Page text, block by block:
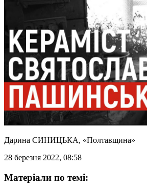
Дарина СИНИЦЬКА, «Полтавщина»
28 березня 2022, 08:58
Матеріали по темі: